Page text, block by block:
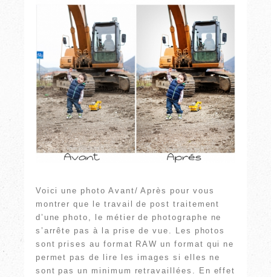
Voici une photo Avant/ Après pour vous
montrer que le travail de post traitement
d’une photo, le métier de photographe ne
s’arrête pas à la prise de vue. Les photos
sont prises au format RAW un format qui ne
permet pas de lire les images si elles ne
sont pas un minimum retravaillées. En effet